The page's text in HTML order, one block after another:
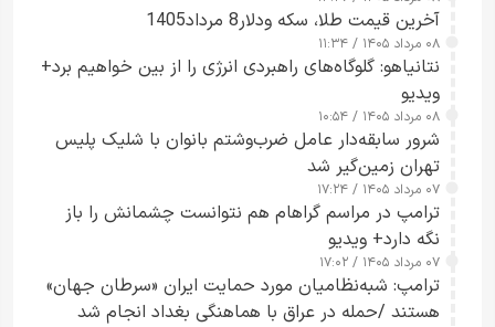
آخرین قیمت طلا، سکه ودلار8 مرداد1405
۰۸ مرداد ۱۴۰۵ / ۱۱:۳۴
نتانیاهو: گلوگاه‌های راهبردی انرژی را از بین خواهیم برد+
ویدیو
۰۸ مرداد ۱۴۰۵ / ۱۰:۵۴
شرور سابقه‌دار عامل ضرب‌وشتم بانوان با شلیک پلیس
تهران زمین‌گیر شد
۰۷ مرداد ۱۴۰۵ / ۱۷:۲۴
ترامپ در مراسم گراهام هم نتوانست چشمانش را باز
نگه دارد+ ویدیو
۰۷ مرداد ۱۴۰۵ / ۱۷:۰۲
ترامپ: شبه‌نظامیان مورد حمایت ایران «سرطان جهان»
هستند /حمله در عراق با هماهنگی بغداد انجام شد